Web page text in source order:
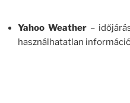
Yahoo Weather –
használhatatlan